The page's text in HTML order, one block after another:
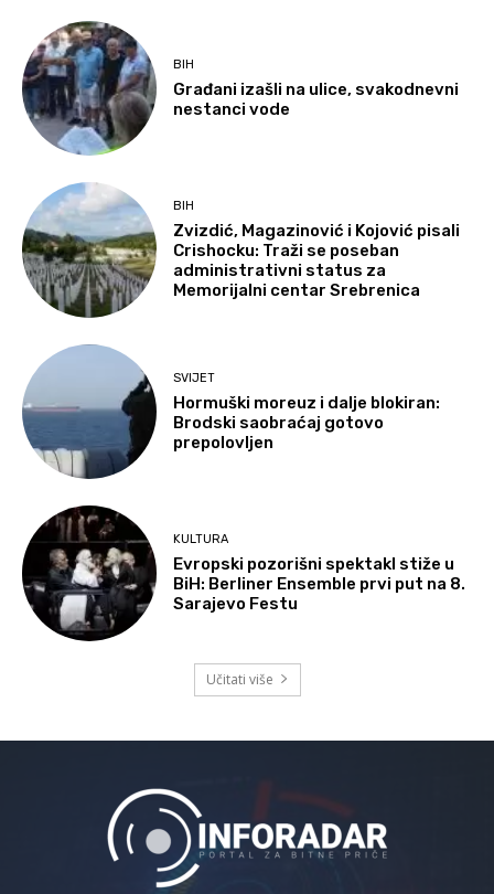
BIH
Građani izašli na ulice, svakodnevni
nestanci vode
BIH
Zvizdić, Magazinović i Kojović pisali
Crishocku: Traži se poseban
administrativni status za
Memorijalni centar Srebrenica
SVIJET
Hormuški moreuz i dalje blokiran:
Brodski saobraćaj gotovo
prepolovljen
KULTURA
Evropski pozorišni spektakl stiže u
BiH: Berliner Ensemble prvi put na 8.
Sarajevo Festu
Učitati više